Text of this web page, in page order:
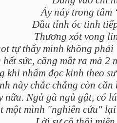
Áy náy trong tâm
Đầu tỉnh óc tinh
Thương xót vong
tự thấy mình không
hết sức, căng mắt ra mà
khi nhẩm đọc kinh theo
này chắc chẳng còn
nữa. Ngủ gà ngủ gật, có
một mình "nghiên cứu"